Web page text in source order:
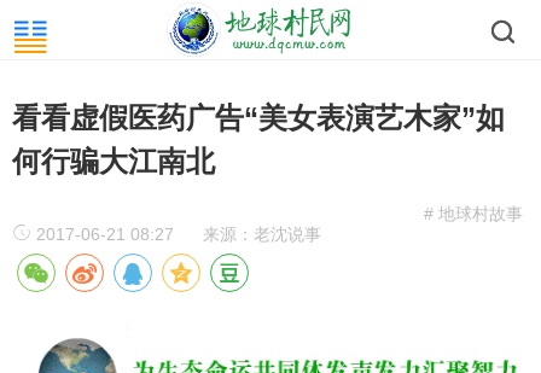
看看虚假医药广告“美女表演艺木家”如
何行骗大江南北
# 地球村故事
2017-06-21 08:27
来源：老沈说事